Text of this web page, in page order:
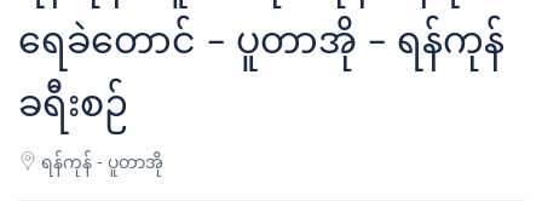
ရေခဲတောင် – ပူတာအို – ရန်ကုန်
ခရီးစဉ်
ရန်ကုန် - ပူတာအို